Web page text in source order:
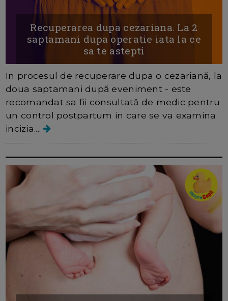
Recuperarea dupa cezariana. La 2
saptamani dupa operatie iata la ce
sa te astepti
In procesul de recuperare dupa o cezariană, la
doua saptamani după eveniment - este
recomandat sa fii consultată de medic pentru
un control postpartum in care se va examina
incizia....